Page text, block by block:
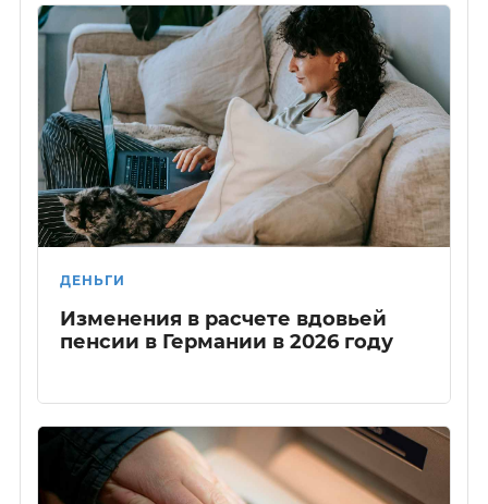
ДЕНЬГИ
Изменения в расчете вдовьей
пенсии в Германии в 2026 году